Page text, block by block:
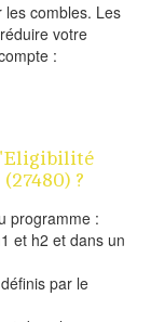
les combles. Les
votre
:
?
programme :
et h2 et dans un
par le